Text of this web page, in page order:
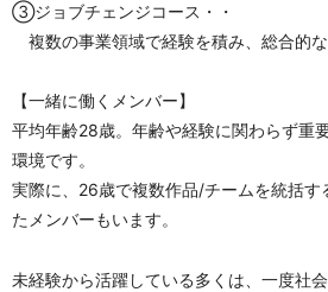
③ジョブチェンジコース・・
複数の事業領域で経験を積み、総合的
【一緒に働くメンバー】
平均年齢28歳。年齢や経験に関わらず重
環境です。
実際に、26歳で複数作品/チームを統括す
たメンバーもいます。
未経験から活躍している多くは、一度社